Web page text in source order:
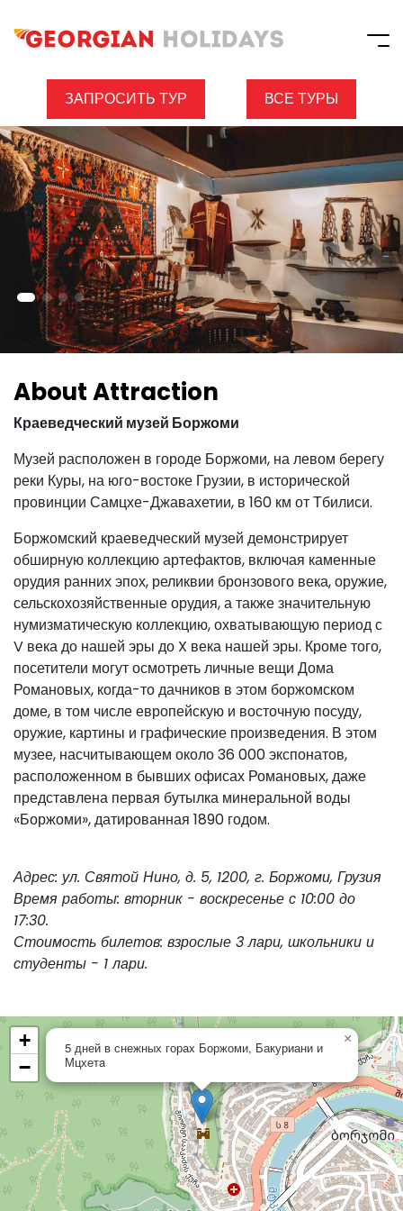
ЗАПРОСИТЬ ТУР ВСЕ ТУРЫ
About Attraction
Краеведческий музей Боржоми
Музей расположен в городе Боржоми, на левом берегу
реки Куры, на юго-востоке Грузии, в исторической
провинции Самцхе-Джавахетии, в 160 км от Тбилиси.
Боржомский краеведческий музей демонстрирует
обширную коллекцию артефактов, включая каменные
орудия ранних эпох, реликвии бронзового века, оружие,
сельскохозяйственные орудия, а также значительную
нумизматическую коллекцию, охватывающую период с
V века до нашей эры до X века нашей эры. Кроме того,
посетители могут осмотреть личные вещи Дома
Романовых, когда-то дачников в этом боржомском
доме, в том числе европейскую и восточную посуду,
оружие, картины и графические произведения. В этом
музее, насчитывающем около 36 000 экспонатов,
расположенном в бывших офисах Романовых, даже
представлена ​​первая бутылка минеральной воды
«Боржоми», датированная 1890 годом.
Адрес: ул. Святой Нино, д. 5, 1200, г. Боржоми, Грузия
Время работы: вторник - воскресенье с 10:00 до
17:30.
Стоимость билетов: взрослые 3 лари, школьники и
студенты - 1 лари.
5 дней в снежных горах Боржоми, Бакуриани и
Мцхетa
×
+
−